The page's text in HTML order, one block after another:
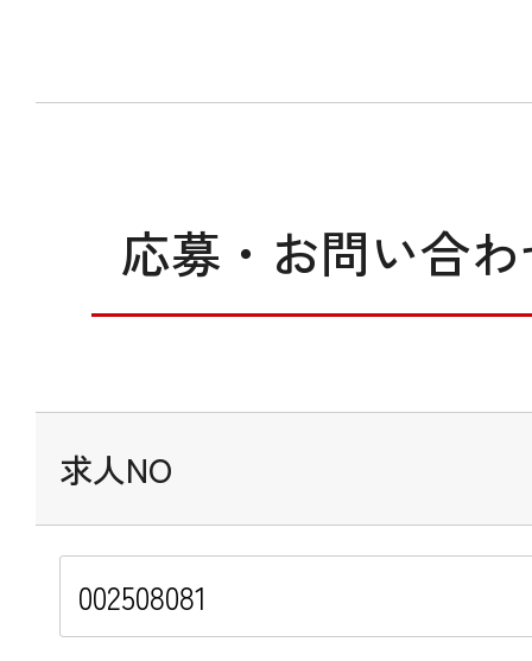
応募・お問い合
求人NO